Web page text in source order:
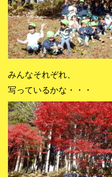
みんなそれぞれ、
写っているかな・・・